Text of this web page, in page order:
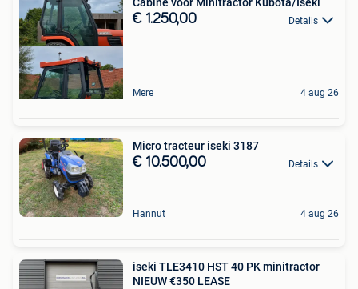
Cabine voor Minitractor Kubota/Iseki
€ 1.250,00 Details
Mere 4 aug 26
Micro tracteur iseki 3187
€ 10.500,00 Details
Hannut 4 aug 26
iseki TLE3410 HST 40 PK minitractor
NIEUW €350 LEASE